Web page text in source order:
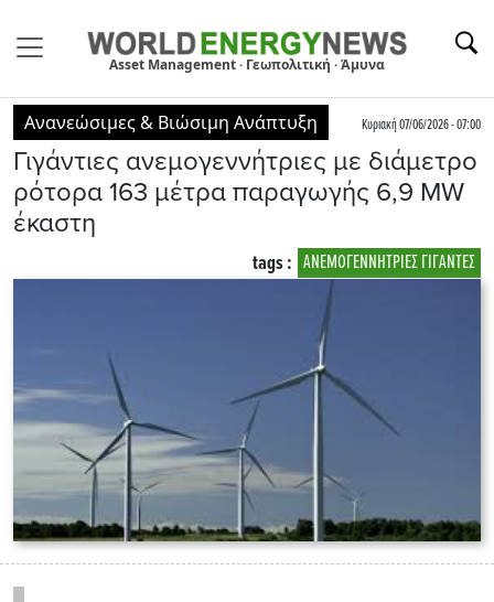
Asset Management · Γεωπολιτική · Άμυνα
Ανανεώσιμες & Βιώσιμη Ανάπτυξη Κυριακή 07/06/2026 - 07:00
Γιγάντιες ανεμογεννήτριες με διάμετρο
ρότορα 163 μέτρα παραγωγής 6,9 MW
έκαστη
ΑΝΕΜΟΓΕΝΝΗΤΡΙΕΣ ΓΙΓΑΝΤΕΣ
tags :